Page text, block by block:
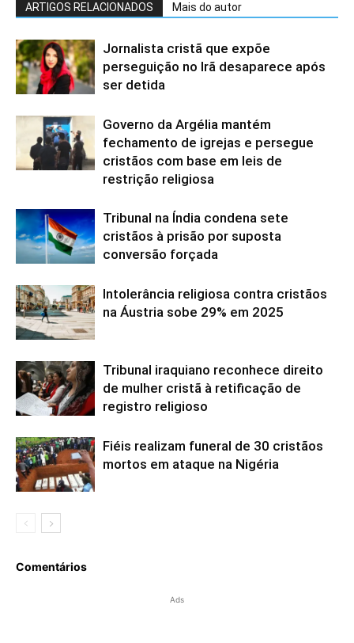
ARTIGOS RELACIONADOS Mais do autor
Jornalista cristã que expõe
perseguição no Irã desaparece após
ser detida
Governo da Argélia mantém
fechamento de igrejas e persegue
cristãos com base em leis de
restrição religiosa
Tribunal na Índia condena sete
cristãos à prisão por suposta
conversão forçada
Intolerância religiosa contra cristãos
na Áustria sobe 29% em 2025
Tribunal iraquiano reconhece direito
de mulher cristã à retificação de
registro religioso
Fiéis realizam funeral de 30 cristãos
mortos em ataque na Nigéria
Comentários
Ads